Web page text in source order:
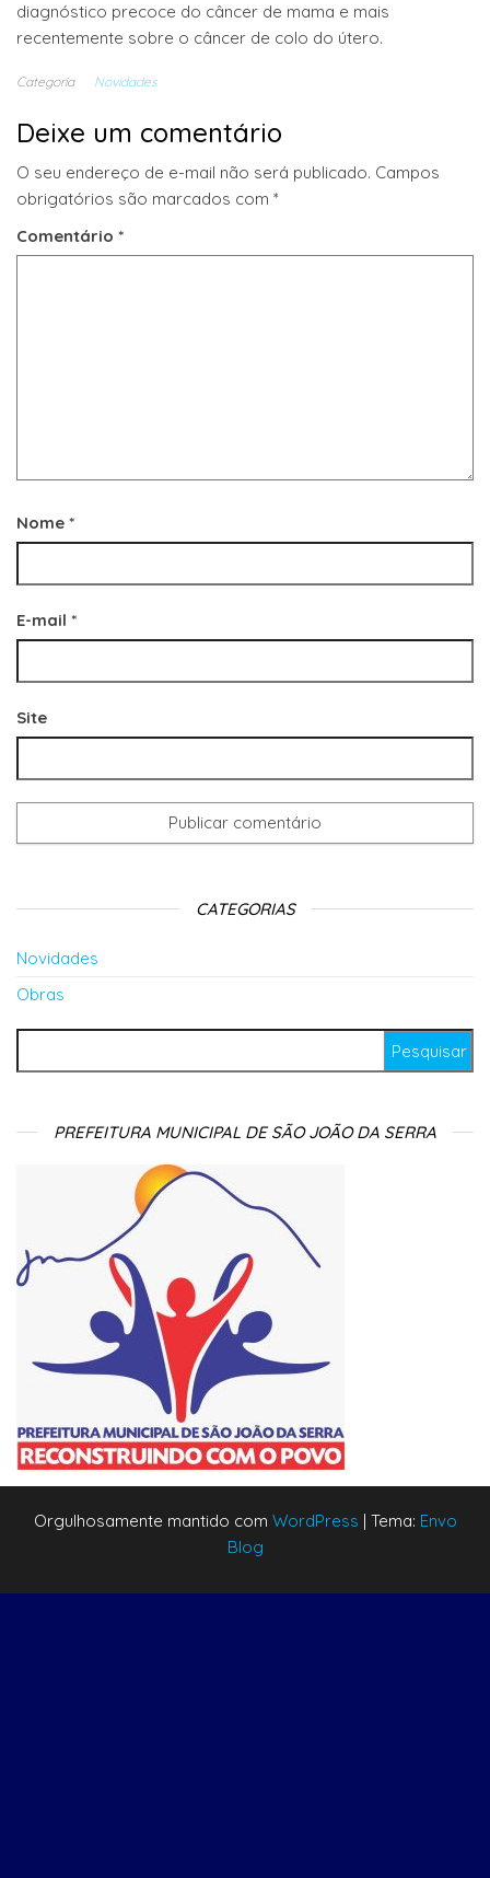
diagnóstico precoce do câncer de mama e mais
recentemente sobre o câncer de colo do útero.
Categoria Novidades
Deixe um comentário
O seu endereço de e-mail não será publicado. Campos
obrigatórios são marcados com *
Comentário *
Nome *
E-mail *
Site
CATEGORIAS
Novidades
Obras
PREFEITURA MUNICIPAL DE SÃO JOÃO DA SERRA
Orgulhosamente mantido com WordPress | Tema: Envo
Blog